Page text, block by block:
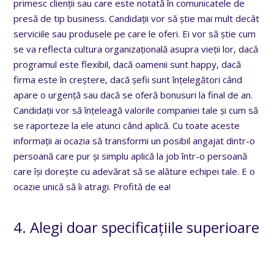
primesc clienții sau care este notată în comunicatele de
presă de tip business. Candidații vor să știe mai mult decât
serviciile sau produsele pe care le oferi. Ei vor să știe cum
se va reflecta cultura organizațională asupra vieții lor, dacă
programul este flexibil, dacă oamenii sunt happy, dacă
firma este în creștere, dacă șefii sunt înțelegători când
apare o urgență sau dacă se oferă bonusuri la final de an.
Candidații vor să înțeleagă valorile companiei tale și cum să
se raporteze la ele atunci când aplică. Cu toate aceste
informații ai ocazia să transformi un posibil angajat dintr-o
persoană care pur și simplu aplică la job într-o persoană
care își dorește cu adevărat să se alăture echipei tale. E o
ocazie unică să îi atragi. Profită de ea!
4. Alegi doar specificațiile superioare